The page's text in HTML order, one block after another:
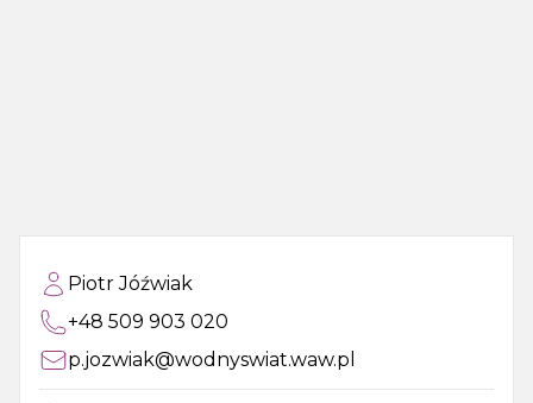
Piotr Jóźwiak
+48 509 903 020
p.jozwiak@wodnyswiat.waw.pl